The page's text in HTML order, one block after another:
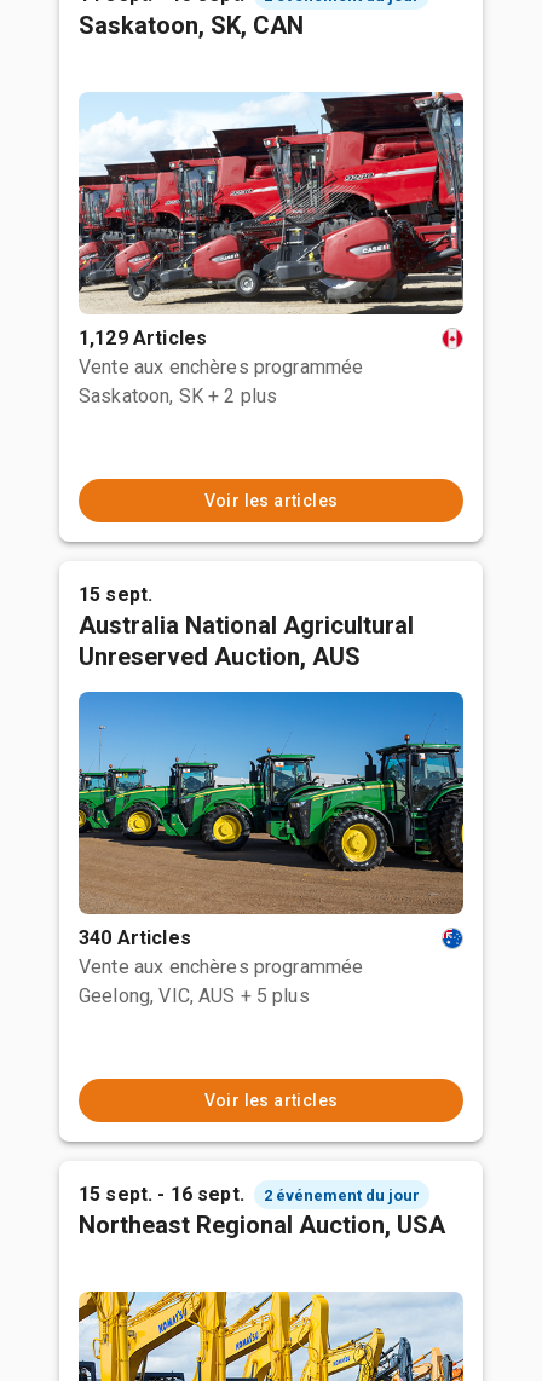
Saskatoon, SK, CAN
1,129 Articles
Vente aux enchères programmée
Saskatoon, SK + 2 plus
Voir les articles
15 sept.
Australia National Agricultural
Unreserved Auction, AUS
340 Articles
Vente aux enchères programmée
Geelong, VIC, AUS + 5 plus
Voir les articles
15 sept. - 16 sept. 2 événement du jour
Northeast Regional Auction, USA